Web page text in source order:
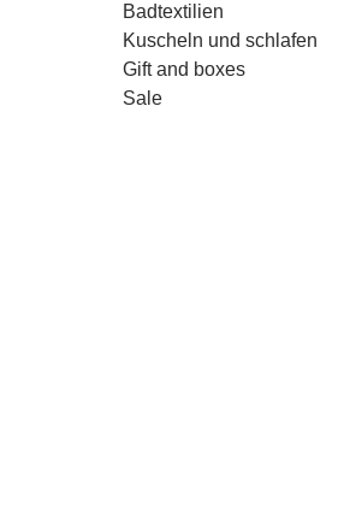
Badtextilien
Kuscheln und schlafen
Gift and boxes
Sale